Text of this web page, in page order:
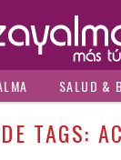
SALUD &
TAGS: